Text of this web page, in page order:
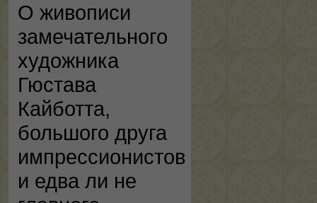
О живописи
замечательного
художника
Гюстава
Кайботта,
большого друга
импрессионистов
и едва ли не